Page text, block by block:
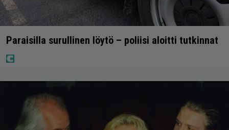
Paraisilla surullinen löytö – poliisi aloitti tutkinnat